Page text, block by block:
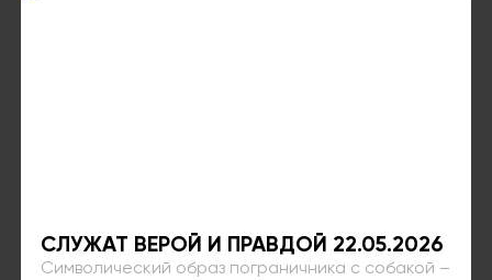
СЛУЖАТ ВЕРОЙ И ПРАВДОЙ 22.05.2026
Символический образ пограничника с собакой –